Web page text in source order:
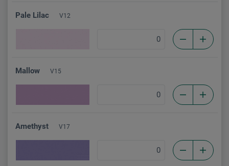
Pale Lilac V12
Mallow V15
Amethyst V17